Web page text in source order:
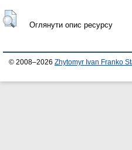
Оглянути опис ресурсу
© 2008–2026 Zhytomyr Ivan Franko